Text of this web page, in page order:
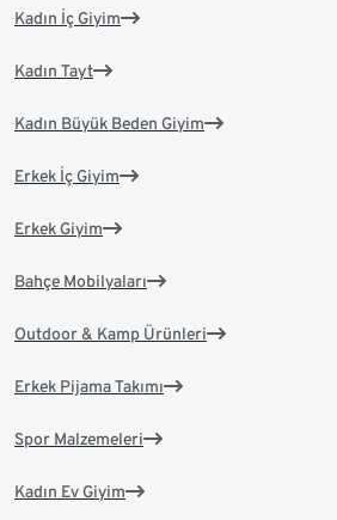
Kadın İç Giyim
Kadın Tayt
Kadın Büyük Beden Giyim
Erkek İç Giyim
Erkek Giyim
Bahçe Mobilyaları
Outdoor & Kamp Ürünleri
Erkek Pijama Takımı
Spor Malzemeleri
Kadın Ev Giyim